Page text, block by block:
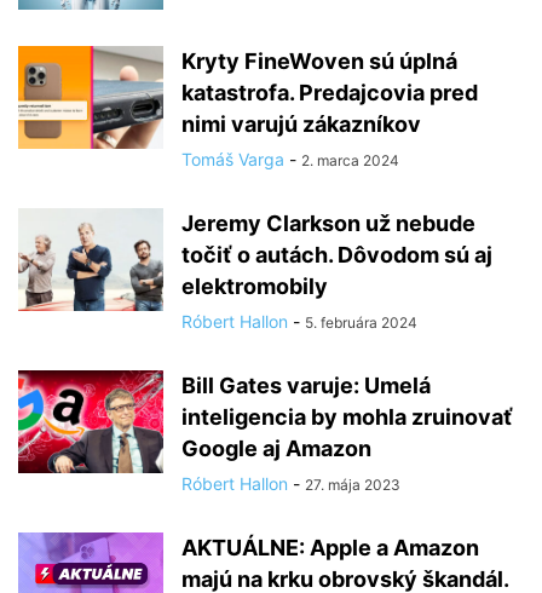
Kryty FineWoven sú úplná
katastrofa. Predajcovia pred
nimi varujú zákazníkov
Tomáš Varga - 2. marca 2024
Jeremy Clarkson už nebude
točiť o autách. Dôvodom sú aj
elektromobily
Róbert Hallon - 5. februára 2024
Bill Gates varuje: Umelá
inteligencia by mohla zruinovať
Google aj Amazon
Róbert Hallon - 27. mája 2023
AKTUÁLNE: Apple a Amazon
majú na krku obrovský škandál.